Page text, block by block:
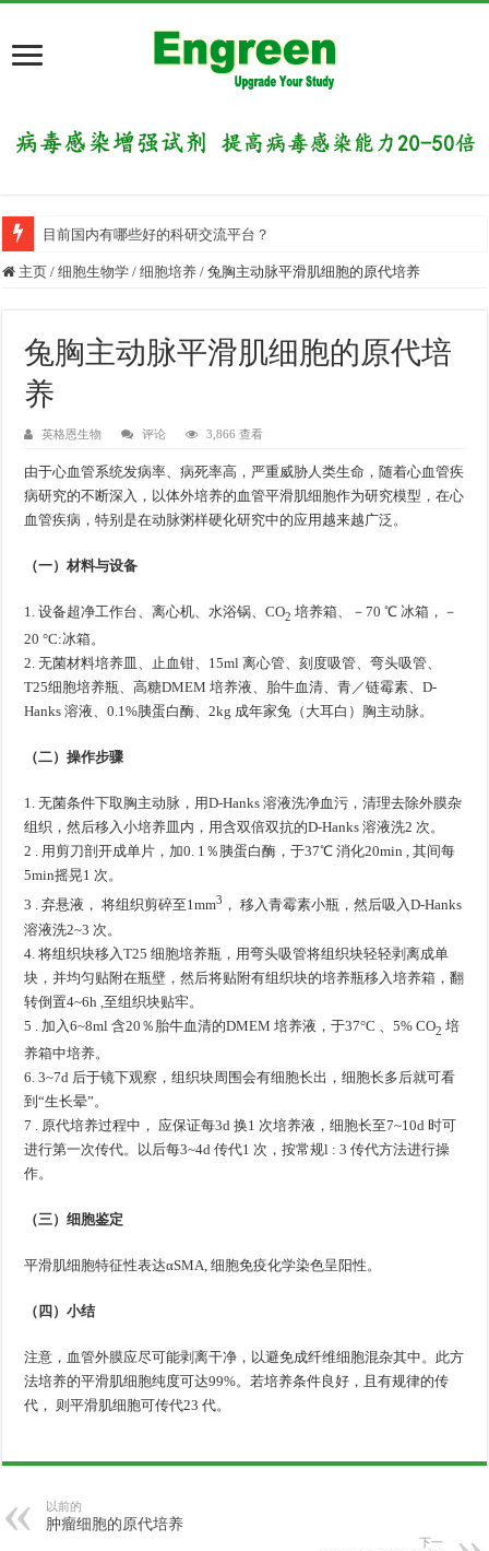
目前国内有哪些好的科研交流平台？
主页 / 细胞生物学 / 细胞培养 / 兔胸主动脉平滑肌细胞的原代培养
兔胸主动脉平滑肌细胞的原代培
养
英格恩生物 评论 3,866 查看
由于心血管系统发病率、病死率高，严重威胁人类生命，随着心血管疾
病研究的不断深入，以体外培养的血管平滑肌细胞作为研究模型，在心
血管疾病，特别是在动脉粥样硬化研究中的应用越来越广泛。
（一）材料与设备
1. 设备超净工作台、离心机、水浴锅、CO2 培养箱、－70 ℃ 冰箱，－
20 °C:冰箱。
2. 无菌材料培养皿、止血钳、15ml 离心管、刻度吸管、弯头吸管、
T25细胞培养瓶、高糖DMEM 培养液、胎牛血清、青／链霉素、D-
Hanks 溶液、0.1%胰蛋白酶、2kg 成年家兔（大耳白）胸主动脉。
（二）操作步骤
1. 无菌条件下取胸主动脉，用D-Hanks 溶液洗净血污，清理去除外膜杂
组织，然后移入小培养皿内，用含双倍双抗的D-Hanks 溶液洗2 次。
2 . 用剪刀剖开成单片，加0. 1％胰蛋白酶，于37℃ 消化20min , 其间每
5min摇晃1 次。
3 . 弃悬液， 将组织剪碎至1mm3 ， 移入青霉素小瓶，然后吸入D-Hanks
溶液洗2~3 次。
4. 将组织块移入T25 细胞培养瓶，用弯头吸管将组织块轻轻剥离成单
块，并均匀贴附在瓶壁，然后将贴附有组织块的培养瓶移入培养箱，翻
转倒置4~6h ,至组织块贴牢。
5 . 加入6~8ml 含20％胎牛血清的DMEM 培养液，于37°C 、5% CO2 培
养箱中培养。
6. 3~7d 后于镜下观察，组织块周围会有细胞长出，细胞长多后就可看
到“生长晕”。
7 . 原代培养过程中， 应保证每3d 换1 次培养液，细胞长至7~10d 时可
进行第一次传代。以后每3~4d 传代1 次，按常规l : 3 传代方法进行操
作。
（三）细胞鉴定
平滑肌细胞特征性表达αSMA, 细胞免疫化学染色呈阳性。
（四）小结
注意，血管外膜应尽可能剥离干净，以避免成纤维细胞混杂其中。此方
法培养的平滑肌细胞纯度可达99%。若培养条件良好，且有规律的传
代， 则平滑肌细胞可传代23 代。
以前的
肿瘤细胞的原代培养
下一